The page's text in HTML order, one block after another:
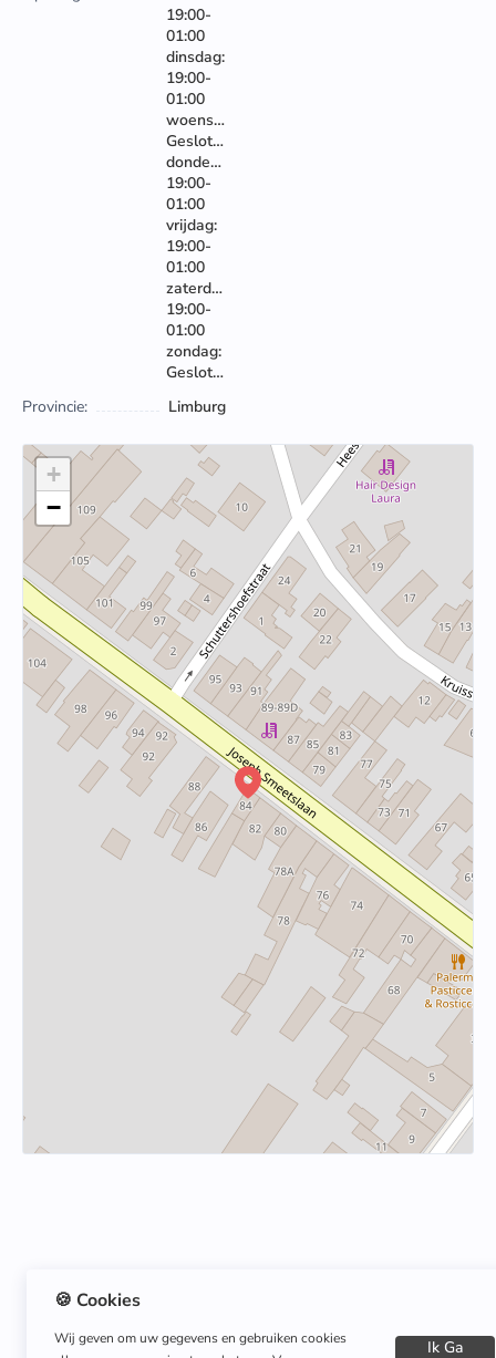
19:00-
01:00
dinsdag:
19:00-
01:00
woensdag:
Gesloten
donderdag:
19:00-
01:00
vrijdag:
19:00-
01:00
zaterdag:
19:00-
01:00
zondag:
Gesloten
Provincie:
Limburg
+
−
🍪 Cookies
Wij geven om uw gegevens en gebruiken cookies
Ik Ga